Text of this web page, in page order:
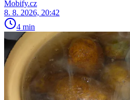
Mobify.cz
8. 8. 2026, 20:42
4 min